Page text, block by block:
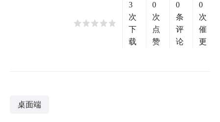
3
次
下
载
0
次
点
赞
0
条
评
论
0
次
催
更
桌面端